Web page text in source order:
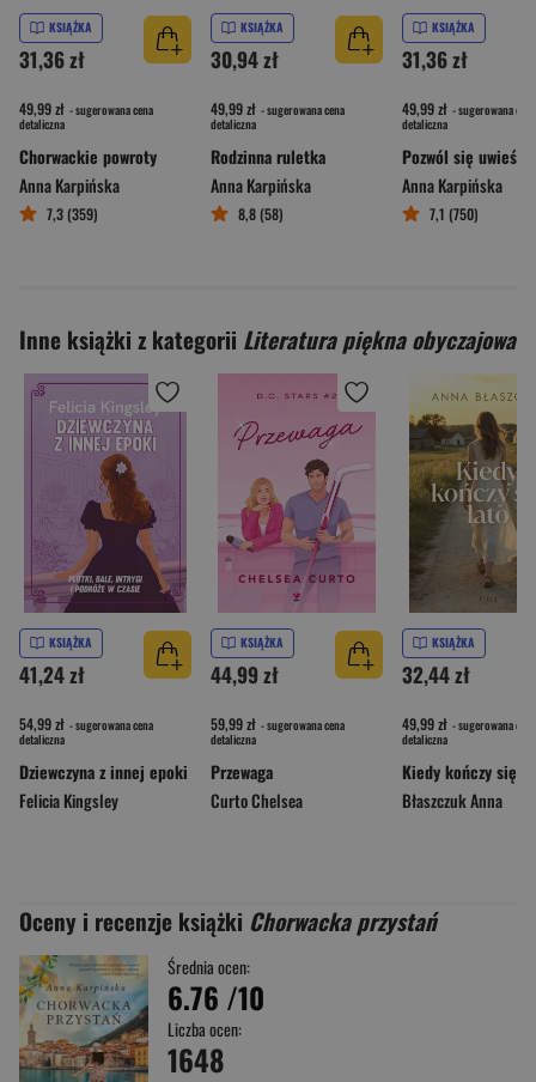
KSIĄŻKA
31,36 zł
49,99 zł - sugerowana cena
detaliczna
Chorwackie powroty
Anna Karpińska
7,3 (359)
KSIĄŻKA
30,94 zł
49,99 zł - sugerowana cena
detaliczna
Rodzinna ruletka
Anna Karpińska
8,8 (58)
KSIĄŻKA
31,36 zł
49,99 zł - sugerowana cena
detaliczna
Pozwól się uwieść
Anna Karpińska
7,1 (750)
Inne książki z kategorii Literatura piękna obyczajowa
KSIĄŻKA
41,24 zł
54,99 zł - sugerowana cena
detaliczna
Dziewczyna z innej epoki
Felicia Kingsley
KSIĄŻKA
44,99 zł
59,99 zł - sugerowana cena
detaliczna
Przewaga
Curto Chelsea
KSIĄŻKA
32,44 zł
49,99 zł - sugerowana cena
detaliczna
Kiedy kończy się
Błaszczuk Anna
Oceny i recenzje książki Chorwacka przystań
Średnia ocen:
6.76 /10
Liczba ocen:
1648